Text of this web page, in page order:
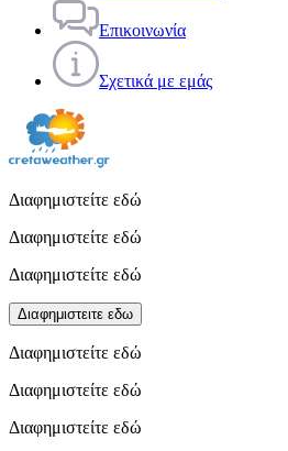
Επικοινωνία
Σχετικά με εμάς
Διαφημιστείτε εδώ
Διαφημιστείτε εδώ
Διαφημιστείτε εδώ
Διαφημιστειτε εδω
Διαφημιστείτε εδώ
Διαφημιστείτε εδώ
Διαφημιστείτε εδώ